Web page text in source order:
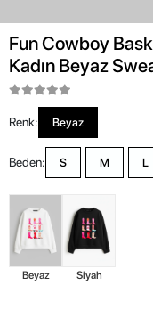
Fun Cowboy
Kadın Beyaz
Renk: Beyaz
Beden: S M L
Beyaz Siyah